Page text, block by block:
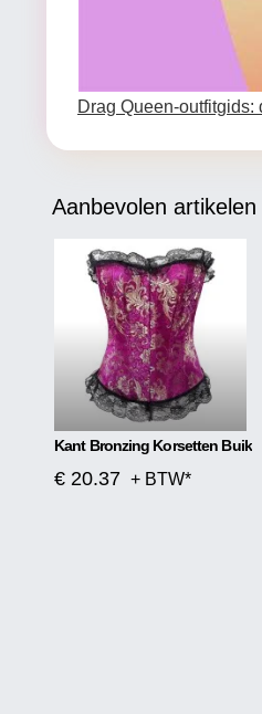
Drag Queen-outfitgids:
Aanbevolen
Kant Bronzing Korsetten Buik
€ 20.37 + BTW*